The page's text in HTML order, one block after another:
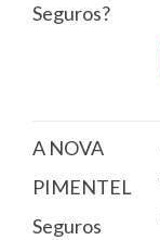
Seguros?
A NOVA
PIMENTEL
Seguros